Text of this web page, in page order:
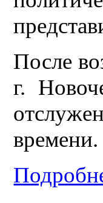
После
г.
времени.